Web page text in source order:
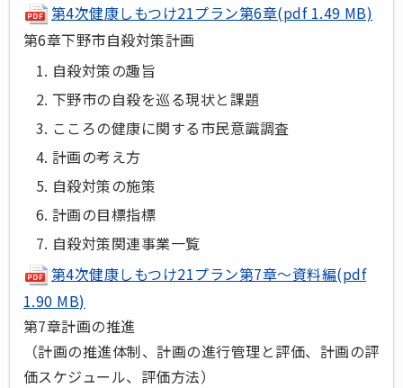
第4次健康しもつけ21プラン第6章(pdf 1.49 MB)
第6章下野市自殺対策計画
自殺対策の趣旨
下野市の自殺を巡る現状と課題
こころの健康に関する市民意識調査
計画の考え方
自殺対策の施策
計画の目標指標
自殺対策関連事業一覧
第4次健康しもつけ21プラン第7章～資料編(pdf
1.90 MB)
第7章計画の推進
（計画の推進体制、計画の進行管理と評価、計画の評
価スケジュール、評価方法）